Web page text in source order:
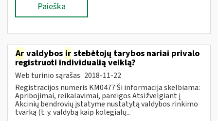
Paieška
Ar valdybos ir stebėtojų tarybos nariai privalo
registruoti individualią veiklą?
Web turinio sąrašas 2018-11-22
Registracijos numeris KM0477 Ši informacija skelbiama:
Apribojimai, reikalavimai, pareigos Atsižvelgiant į
Akcinių bendrovių įstatyme nustatytą valdybos rinkimo
tvarką (t. y. valdybą kaip kolegialų...